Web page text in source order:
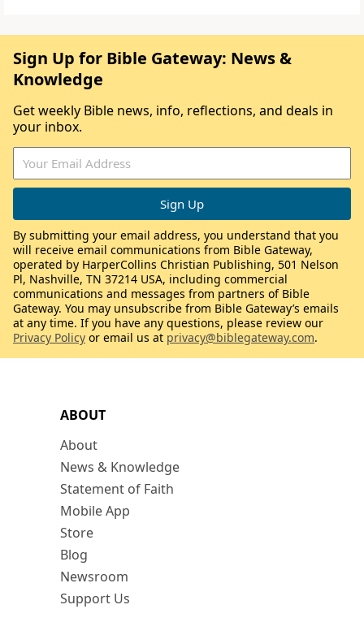
ABOUT
About
News & Knowledge
Statement of Faith
Mobile App
Store
Blog
Newsroom
Support Us
Sign Up for Bible Gateway: News &
Knowledge
Get weekly Bible news, info, reflections, and deals in
your inbox.
By submitting your email address, you understand that you
will receive email communications from Bible Gateway,
operated by HarperCollins Christian Publishing, 501 Nelson
Pl, Nashville, TN 37214 USA, including commercial
communications and messages from partners of Bible
Gateway. You may unsubscribe from Bible Gateway’s emails
at any time. If you have any questions, please review our
Privacy Policy or email us at privacy@biblegateway.com.